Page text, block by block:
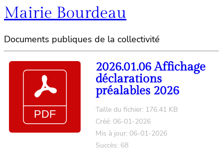
Mairie Bourdeau
Documents publiques de la collectivité
2026.01.06 Affichage
déclarations
préalables 2026
Taille du fichier: 176.41 KB
Créé: 06-01-2026
Mis à jour: 06-01-2026
Succès: 68